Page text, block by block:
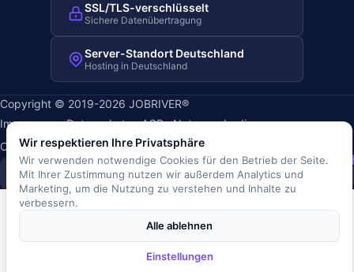
SSL/TLS-verschlüsselt
Sichere Datenübertragung
Server-Standort Deutschland
Hosting in Deutschland
Copyright © 2019-2026 JOBRIVER®
Impressum·Datenschutz·AGB·Nutzungsbedingungen·
Cookie-Richtlinie·Cookie-Einstellungen
SiSt JR
Wir respektieren Ihre Privatsphäre
Wir verwenden notwendige Cookies für den Betrieb der Seite.
Mit Ihrer Zustimmung nutzen wir außerdem Analytics und
Marketing, um die Nutzung zu verstehen und Inhalte zu
verbessern.
Alle ablehnen
Einstellungen